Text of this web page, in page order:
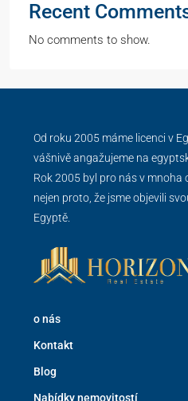
Recent
No comments to show.
Od roku 2005 máme licenci v
vášnivě angažujeme na
Rok 2005 byl pro nás v mnoha
nejen proto, že jsme objevili
Egyptě.
o nás
Kontakt
Blog
Nabídky nemovitostí